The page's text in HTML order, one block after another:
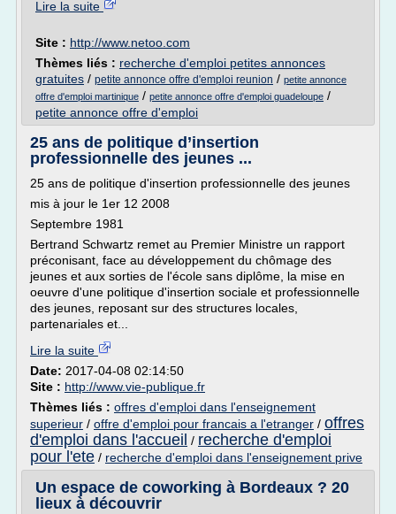
Lire la suite
Site : http://www.netoo.com
Thèmes liés : recherche d'emploi petites annonces
gratuites / petite annonce offre d'emploi reunion / petite annonce
offre d'emploi martinique / petite annonce offre d'emploi guadeloupe /
petite annonce offre d'emploi
25 ans de politique d’insertion
professionnelle des jeunes ...
25 ans de politique d'insertion professionnelle des jeunes
mis à jour le 1er 12 2008
Septembre 1981
Bertrand Schwartz remet au Premier Ministre un rapport
préconisant, face au développement du chômage des
jeunes et aux sorties de l'école sans diplôme, la mise en
oeuvre d'une politique d'insertion sociale et professionnelle
des jeunes, reposant sur des structures locales,
partenariales et...
Lire la suite
Date: 2017-04-08 02:14:50
Site : http://www.vie-publique.fr
Thèmes liés : offres d'emploi dans l'enseignement
superieur / offre d'emploi pour francais a l'etranger / offres
d'emploi dans l'accueil / recherche d'emploi
pour l'ete / recherche d'emploi dans l'enseignement prive
Un espace de coworking à Bordeaux ? 20
lieux à découvrir